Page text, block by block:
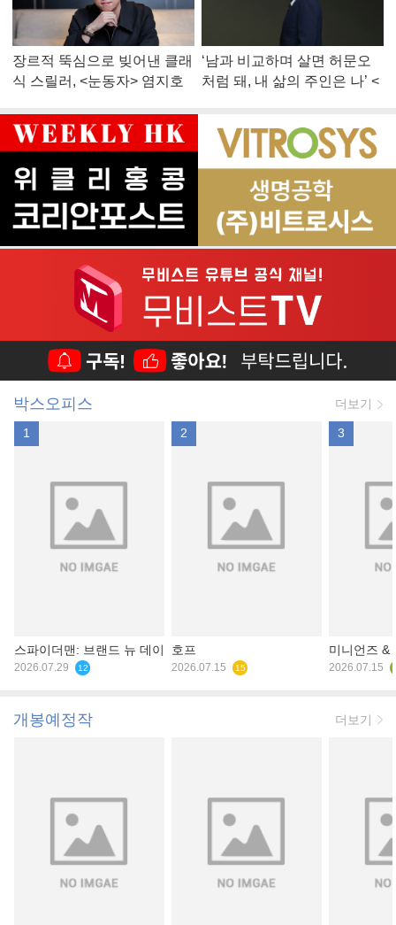
장르적 뚝심으로 빚어낸 클래
식 스릴러, <눈동자> 염지호
‘남과 비교하며 살면 허문오
처럼 돼, 내 삶의 주인은 나’ <
박스오피스 더보기
1
스파이더맨: 브랜드 뉴 데이
2026.07.29 12
2
호프
2026.07.15 15
3
미니언즈 &
2026.07.15
개봉예정작 더보기